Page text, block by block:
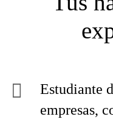
Estudiante
empresas,